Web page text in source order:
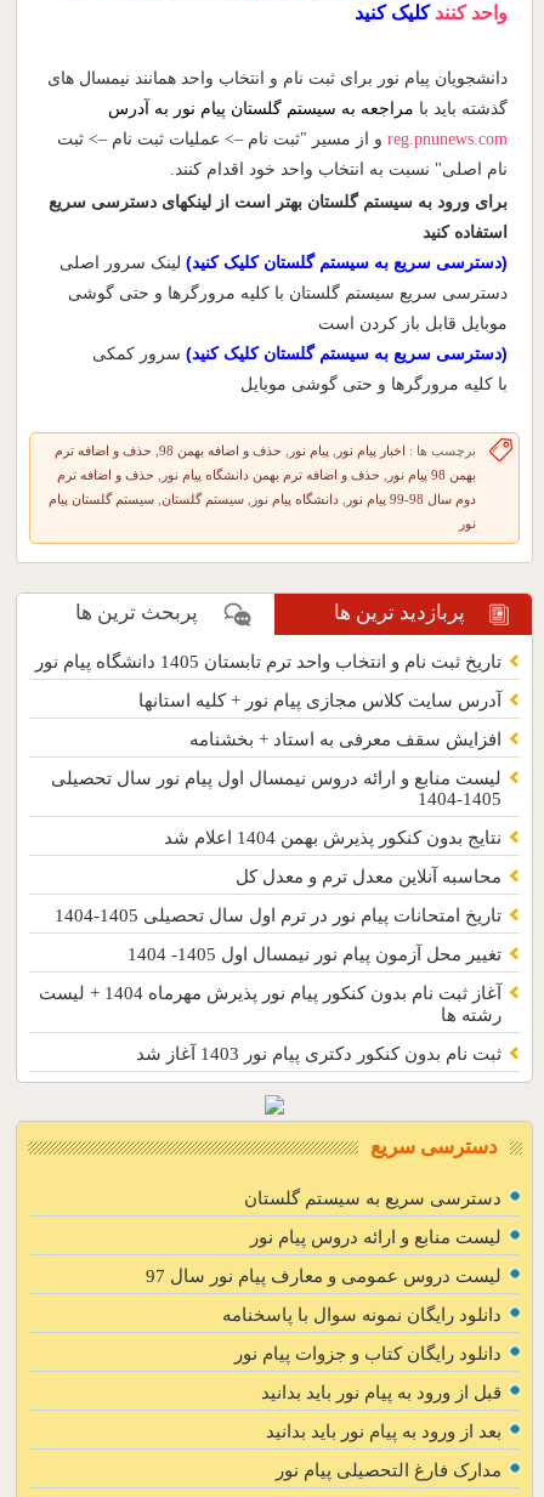
واحد کنندکلیک کنید
دانشجویان پیام نور برای ثبت نام و انتخاب واحد همانند نیمسال های
گذشته باید با مراجعه به سیستم گلستان پیام نور به آدرس
reg.pnunews.comو از مسیر "ثبت نام –> عملیات ثبت نام –> ثبت
نام اصلی" نسبت به انتخاب واحد خود اقدام کنند.
برای ورود به سیستم گلستان بهتر است از لینکهای دسترسی سریع
استفاده کنید
(دسترسی سریع به سیستم گلستان کلیک کنید) لینک سرور اصلی
دسترسی سریع سیستم گلستان با کلیه مرورگرها و حتی گوشی
موبایل قابل باز کردن است
(دسترسی سریع به سیستم گلستان کلیک کنید) سرور کمکی
با کلیه مرورگرها و حتی گوشی موبایل
برچسب ها : اخبار پیام نور پیام نور حذف و اضافه بهمن 98 , حذف و اضافه ترم
بهمن 98 پیام نور
حذف و اضافه ترم بهمن دانشگاه پیام نور
حذف و اضافه ترم
دوم سال 98-99 پیام نور
دانشگاه پیام نور سیستم گلستان, سیستم گلستان پیام
نور
پربازدید ترین ها پربحث ترین ها
تاریخ ثبت نام و انتخاب واحد ترم تابستان 1405 دانشگاه پیام نور
آدرس سایت کلاس مجازی پیام نور + کلیه استانها
افزایش سقف معرفی به استاد + بخشنامه
لیست منابع و ارائه دروس نیمسال اول پیام نور سال تحصیلی
1405-1404
نتایج بدون کنکور پذیرش بهمن 1404 اعلام شد
محاسبه آنلاین معدل ترم و معدل کل
تاریخ امتحانات پیام نور در ترم اول سال تحصیلی 1405-1404
تغییر محل آزمون پیام نور نیمسال اول 1405- 1404
آغاز ثبت نام بدون کنکور پیام نور پذیرش مهرماه 1404 + لیست
رشته ها
ثبت نام بدون کنکور دکتری پیام نور 1403 آغاز شد
دسترسی سریع
دسترسی سریع به سیستم گلستان
لیست منابع و ارائه دروس پیام نور
لیست دروس عمومی و معارف پیام نور سال 97
دانلود رایگان نمونه سوال با پاسخنامه
دانلود رایگان کتاب و جزوات پیام نور
قبل از ورود به پیام نور باید بدانید
بعد از ورود به پیام نور باید بدانید
مدارک فارغ التحصیلی پیام نور